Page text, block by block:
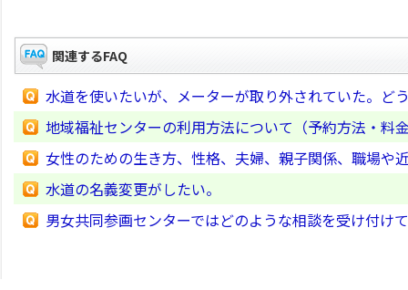
関連するFAQ
水道を使いたいが、メーターが取り外されていた。ど
地域福祉センターの利用方法について（予約方法・料
女性のための生き方、性格、夫婦、親子関係、職場や
水道の名義変更がしたい。
男女共同参画センターではどのような相談を受け付け